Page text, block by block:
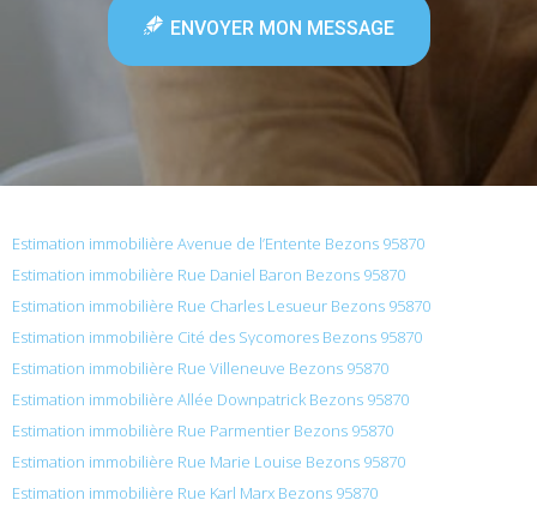
ENVOYER MON MESSAGE
Estimation immobilière Avenue de l’Entente Bezons 95870
Estimation immobilière Rue Daniel Baron Bezons 95870
Estimation immobilière Rue Charles Lesueur Bezons 95870
Estimation immobilière Cité des Sycomores Bezons 95870
Estimation immobilière Rue Villeneuve Bezons 95870
Estimation immobilière Allée Downpatrick Bezons 95870
Estimation immobilière Rue Parmentier Bezons 95870
Estimation immobilière Rue Marie Louise Bezons 95870
Estimation immobilière Rue Karl Marx Bezons 95870